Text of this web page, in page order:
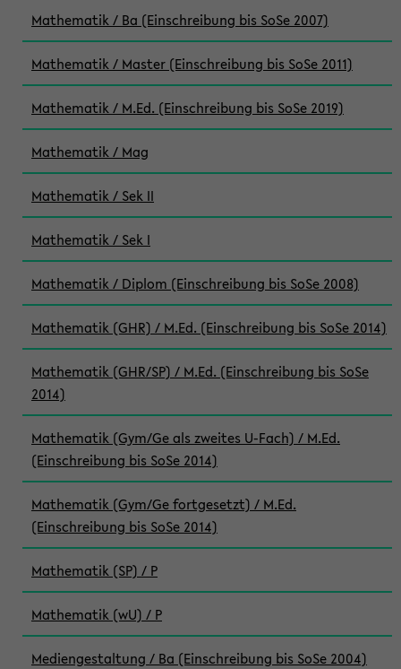
Mathematik / Ba (Einschreibung bis SoSe 2007)
Mathematik / Master (Einschreibung bis SoSe 2011)
Mathematik / M.Ed. (Einschreibung bis SoSe 2019)
Mathematik / Mag
Mathematik / Sek II
Mathematik / Sek I
Mathematik / Diplom (Einschreibung bis SoSe 2008)
Mathematik (GHR) / M.Ed. (Einschreibung bis SoSe 2014)
Mathematik (GHR/SP) / M.Ed. (Einschreibung bis SoSe
2014)
Mathematik (Gym/Ge als zweites U-Fach) / M.Ed.
(Einschreibung bis SoSe 2014)
Mathematik (Gym/Ge fortgesetzt) / M.Ed.
(Einschreibung bis SoSe 2014)
Mathematik (SP) / P
Mathematik (wU) / P
Mediengestaltung / Ba (Einschreibung bis SoSe 2004)